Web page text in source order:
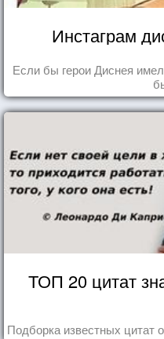
Инстаграм
Если бы герои Диснея
ТОП 20 цитат
Подборка известных цитат